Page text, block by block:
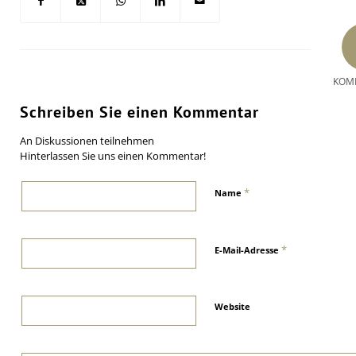
Schreiben Sie einen Kommentar
An Diskussionen teilnehmen
Hinterlassen Sie uns einen Kommentar!
Name *
E-Mail-Adresse *
Website